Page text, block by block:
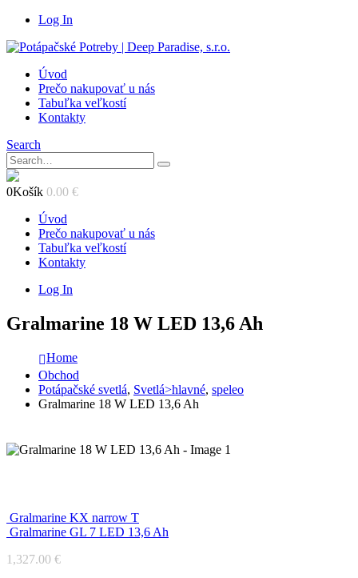
Log In
Úvod
Prečo nakupovať u nás
Tabuľka veľkostí
Kontakty
Search
0Košík 0.00 €
Úvod
Prečo nakupovať u nás
Tabuľka veľkostí
Kontakty
Log In
Gralmarine 18 W LED 13,6 Ah
Home
Obchod
Potápačské svetlá, Svetlá>hlavné, speleo
Gralmarine 18 W LED 13,6 Ah
Gralmarine KX narrow T
Gralmarine GL 7 LED 13,6 Ah
1,327.00 €